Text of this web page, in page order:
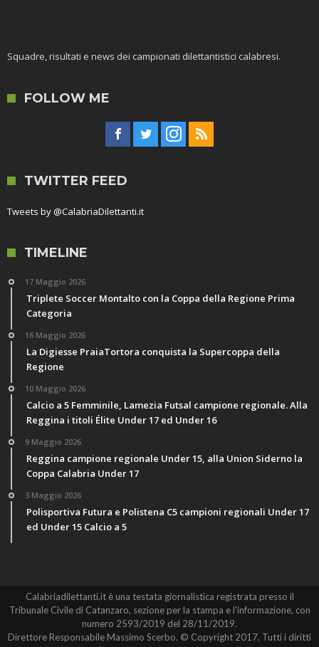
Squadre, risultati e news dei campionati dilettantistici calabresi.
FOLLOW ME
TWITTER FEED
Tweets by @CalabriaDilettanti.it
TIMELINE
17 Maggio 2026
Triplete Soccer Montalto con la Coppa della Regione Prima
Categoria
16 Maggio 2026
La Digiesse PraiaTortora conquista la Supercoppa della
Regione
10 Maggio 2026
Calcio a 5 Femminile, Lamezia Futsal campione regionale. Alla
Reggina i titoli Élite Under 17 ed Under 16
9 Maggio 2026
Reggina campione regionale Under 15, alla Union Siderno la
Coppa Calabria Under 17
3 Maggio 2026
Polisportiva Futura e Polistena C5 campioni regionali Under 17
ed Under 15 Calcio a 5
Calabriadilettanti.it è una testata giornalistica registrata presso il
Tribunale Civile di Catanzaro, sezione per la stampa e l'informazione, con
numero 2593/2019 del 28/11/2019.
Direttore Responsabile Massimo Scerbo. © Copyright 2017. Tutti i diritti